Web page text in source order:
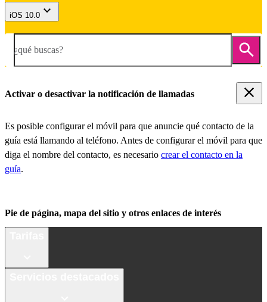
iOS 10.0
¿qué buscas?
Activar o desactivar la notificación de llamadas
Es posible configurar el móvil para que anuncie qué contacto de la
guía está llamando al teléfono. Antes de configurar el móvil para que
diga el nombre del contacto, es necesario crear el contacto en la
guía.
Pie de página, mapa del sitio y otros enlaces de interés